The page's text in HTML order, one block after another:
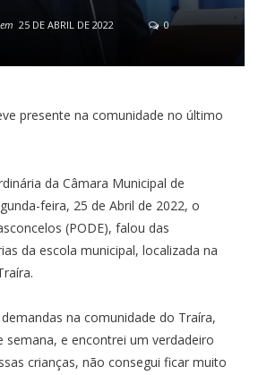
em 25 DE ABRIL DE 2022
0
presente na comunidade no último
da Câmara Municipal de
feira, 25 de Abril de 2022, o
(PODE), falou das
da escola municipal, localizada na
na comunidade do Traíra,
semana, e encontrei um verdadeiro
crianças, não consegui ficar muito